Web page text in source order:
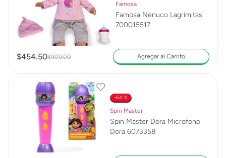
Famosa
Famosa Nenuco Lagrimitas
700015517
$454.50$909.00 Agregar al Carrito
64 %
Spin Master
Spin Master Dora Microfono
Dora 6073358